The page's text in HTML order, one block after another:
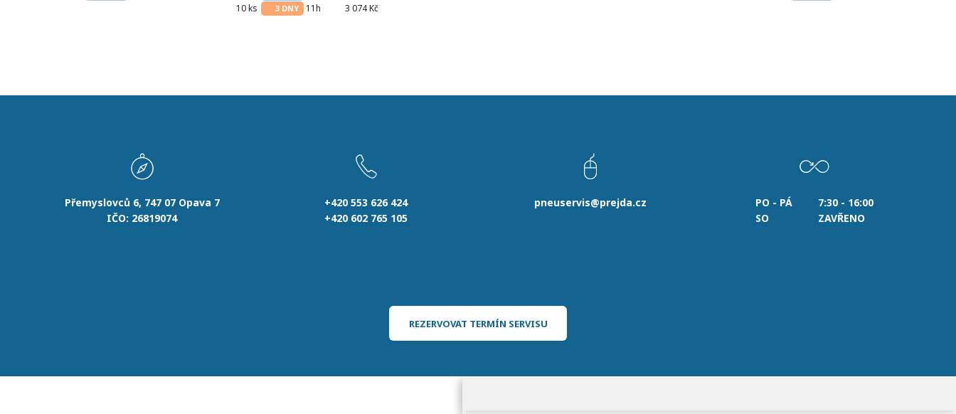
3 074 Kč
11h
3 DNY
10 ks
Přemyslovců 6, 747 07 Opava 7
IČO: 26819074
+420 553 626 424
+420 602 765 105
pneuservis@prejda.cz PO - PÁ
7:30 - 16:00
SO
ZAVŘENO
REZERVOVAT TERMÍN SERVISU